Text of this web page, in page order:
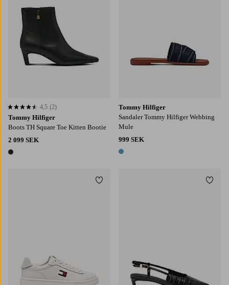
Tommy Hilfiger
Boots TH Square Toe Kitten Bootie
2 099 SEK
1 färg
4,5 baserat på 2 st betyg
4,5 (2)
Tommy Hilfiger
Sandaler Tommy Hilfiger Webbing
Mule
999 SEK
1 färg
Lägg till i favoriter